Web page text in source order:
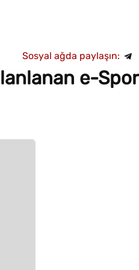
Sosyal ağda paylaşın:
e-Spor